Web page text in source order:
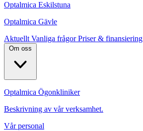
Optalmica Eskilstuna
Optalmica Gävle
Aktuellt Vanliga frågorPriser & finansiering
Om oss
Optalmica Ögonkliniker
Beskrivning av vår verksamhet.
Vår personal